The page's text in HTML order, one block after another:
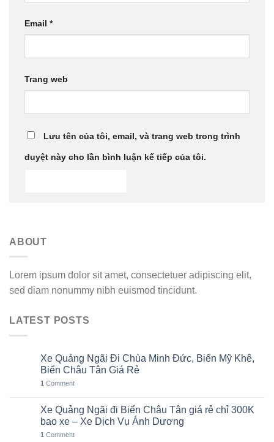
Email *
Trang web
Lưu tên của tôi, email, và trang web trong trình
duyệt này cho lần bình luận kế tiếp của tôi.
ABOUT
Lorem ipsum dolor sit amet, consectetuer adipiscing elit,
sed diam nonummy nibh euismod tincidunt.
LATEST POSTS
Xe Quảng Ngãi Đi Chùa Minh Đức, Biển Mỹ Khê,
Biển Châu Tân Giá Rẻ
1 Comment
Xe Quảng Ngãi đi Biển Châu Tân giá rẻ chỉ 300K
bao xe – Xe Dịch Vụ Ánh Dương
1 Comment